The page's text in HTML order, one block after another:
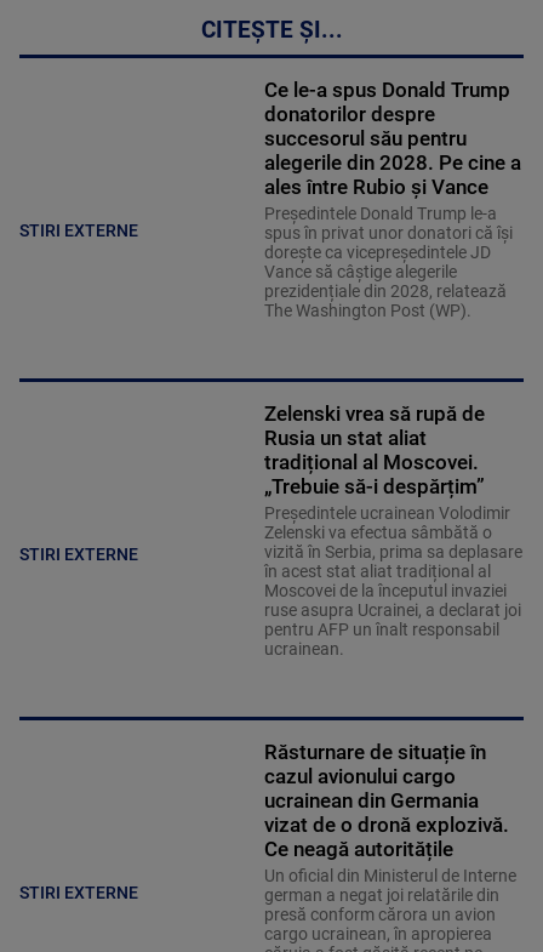
CITEȘTE ȘI...
STIRI EXTERNE
Ce le-a spus Donald Trump
donatorilor despre
succesorul său pentru
alegerile din 2028. Pe cine a
ales între Rubio și Vance
Președintele Donald Trump le-a
spus în privat unor donatori că își
dorește ca vicepreședintele JD
Vance să câștige alegerile
prezidențiale din 2028, relatează
The Washington Post (WP).
STIRI EXTERNE
Zelenski vrea să rupă de
Rusia un stat aliat
tradițional al Moscovei.
„Trebuie să-i despărțim”
Președintele ucrainean Volodimir
Zelenski va efectua sâmbătă o
vizită în Serbia, prima sa deplasare
în acest stat aliat tradițional al
Moscovei de la începutul invaziei
ruse asupra Ucrainei, a declarat joi
pentru AFP un înalt responsabil
ucrainean.
STIRI EXTERNE
Răsturnare de situație în
cazul avionului cargo
ucrainean din Germania
vizat de o dronă explozivă.
Ce neagă autoritățile
Un oficial din Ministerul de Interne
german a negat joi relatările din
presă conform cărora un avion
cargo ucrainean, în apropierea